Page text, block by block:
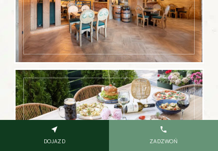
DOJAZD ZADZWOŃ